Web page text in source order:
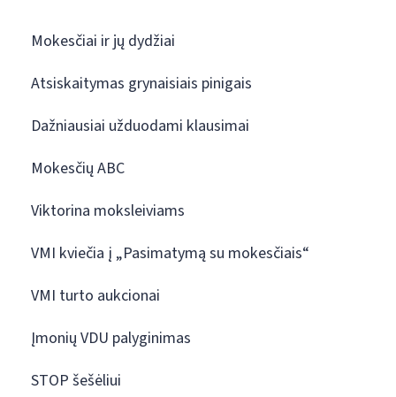
Mokesčiai ir jų dydžiai
Atsiskaitymas grynaisiais pinigais
Dažniausiai užduodami klausimai
Mokesčių ABC
Viktorina moksleiviams
VMI kviečia į „Pasimatymą su mokesčiais“
VMI turto aukcionai
Įmonių VDU palyginimas
STOP šešėliui